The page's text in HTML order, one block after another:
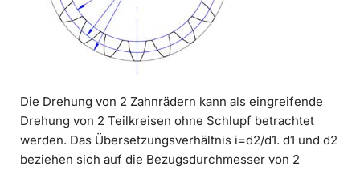
Die Drehung von 2 Zahnrädern kann als eingreifende
Drehung von 2 Teilkreisen ohne Schlupf betrachtet
werden. Das Übersetzungsverhältnis i=d2/d1. d1 und d2
beziehen sich auf die Bezugsdurchmesser von 2